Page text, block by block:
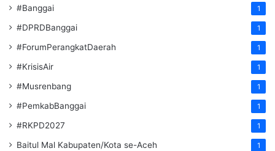
#Banggai 1
#DPRDBanggai 1
#ForumPerangkatDaerah 1
#KrisisAir 1
#Musrenbang 1
#PemkabBanggai 1
#RKPD2027 1
Baitul Mal Kabupaten/Kota se-Aceh 1